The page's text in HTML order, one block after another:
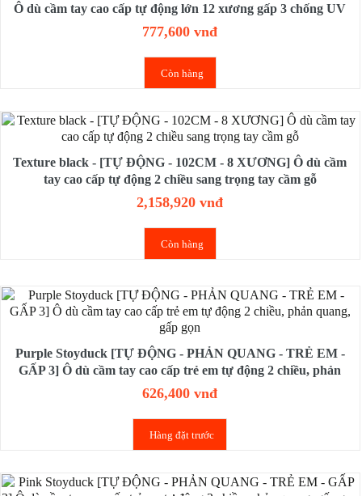
Ô dù cầm tay cao cấp tự động lớn 12 xương gấp 3 chống UV
tay cầm gỗ
777,600 vnđ
Còn hàng
Texture black - [TỰ ĐỘNG - 102CM - 8 XƯƠNG] Ô dù cầm
tay cao cấp tự động 2 chiều sang trọng tay cầm gỗ
2,158,920 vnđ
Còn hàng
Purple Stoyduck [TỰ ĐỘNG - PHẢN QUANG - TRẺ EM -
GẤP 3] Ô dù cầm tay cao cấp trẻ em tự động 2 chiều, phản
quang, gấp gọn
626,400 vnđ
Hàng đặt trước